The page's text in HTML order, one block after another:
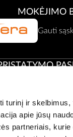
turinį ir
apie jūsų
partneriais,
MOKĖJIMO
Gauti
office@zepter.lt;Tel: